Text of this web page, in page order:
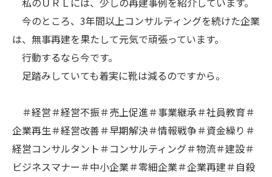
今のところ、3年間以上コンサルティングを続けた企業
は、無事再建を果たして元気で頑張っています。
行動するなら今です。
足踏みしていても着実に靴は減るのですから。
＃経営＃経営不振＃売上促進＃事業継承＃社員教育＃
企業再生＃経営改善＃早期解決＃情報戦争＃資金繰り＃
経営コンサルタント＃コンサルティング＃物流＃建設＃
ビジネスマナー＃中小企業＃零細企業＃企業再建＃自殺